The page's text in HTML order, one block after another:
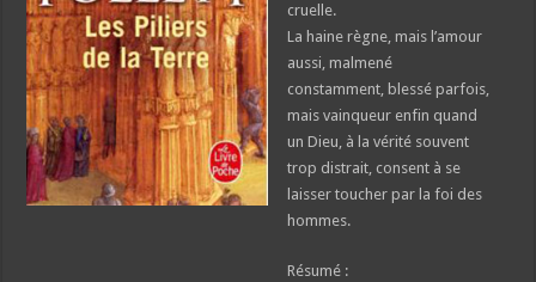
cruelle.
La haine règne, mais l’amour
aussi, malmené
constamment, blessé parfois,
mais vainqueur enfin quand
un Dieu, à la vérité souvent
trop distrait, consent à se
laisser toucher par la foi des
hommes.
Résumé :